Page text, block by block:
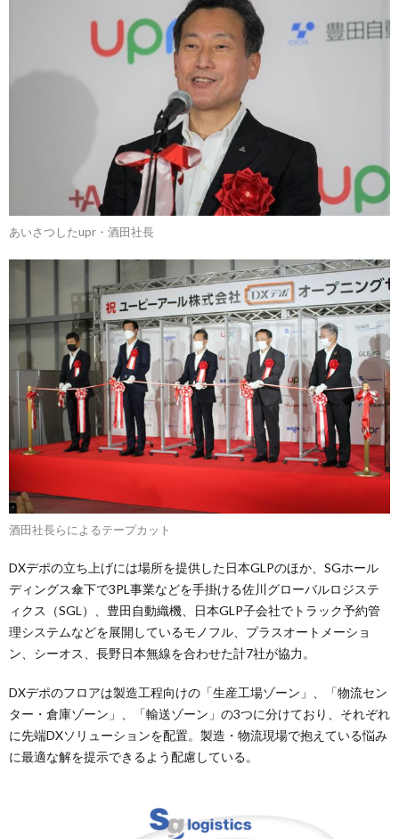
あいさつしたupr・酒田社長
酒田社長らによるテープカット
DXデポの立ち上げには場所を提供した日本GLPのほか、SGホール
ディングス傘下で3PL事業などを手掛ける佐川グローバルロジステ
ィクス（SGL）、豊田自動織機、日本GLP子会社でトラック予約管
理システムなどを展開しているモノフル、プラスオートメーショ
ン、シーオス、長野日本無線を合わせた計7社が協力。
DXデポのフロアは製造工程向けの「生産工場ゾーン」、「物流セン
ター・倉庫ゾーン」、「輸送ゾーン」の3つに分けており、それぞれ
に先端DXソリューションを配置。製造・物流現場で抱えている悩み
に最適な解を提示できるよう配慮している。